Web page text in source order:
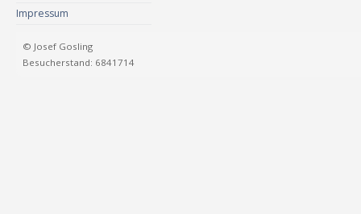
Impressum
© Josef Gosling
Besucherstand: 6841714